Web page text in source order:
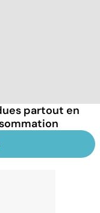
partout en